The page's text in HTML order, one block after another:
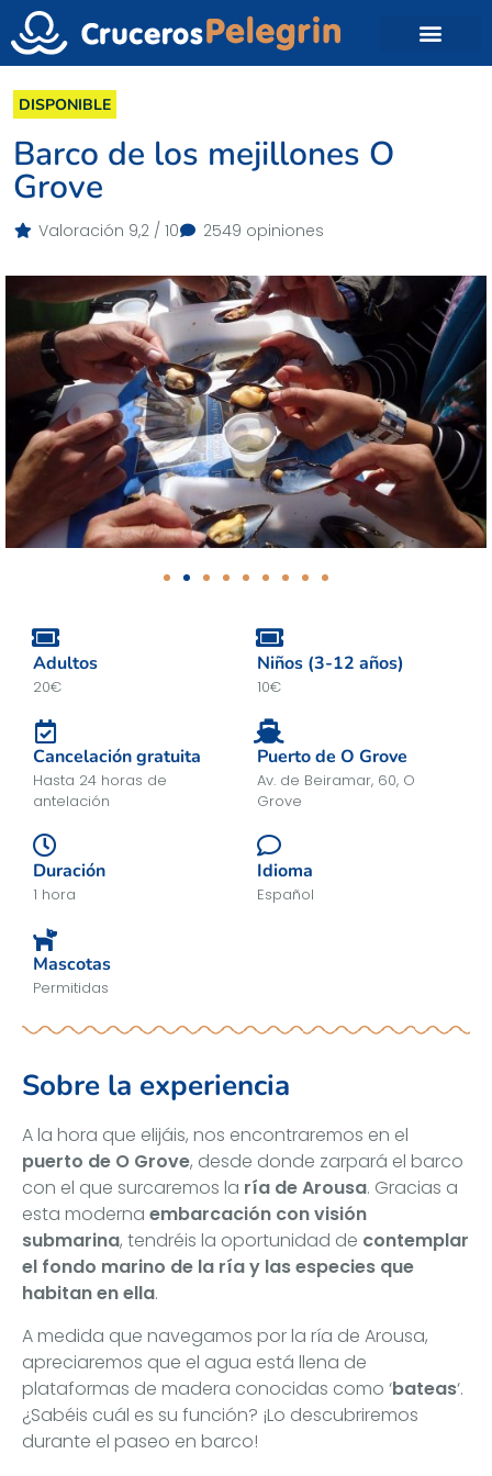
DISPONIBLE
Barco de los mejillones O
Grove
Valoración 9,2 / 10 2549 opiniones
Adultos
20€
Niños (3-12 años)
10€
Cancelación gratuita
Hasta 24 horas de
antelación
Puerto de O Grove
Av. de Beiramar, 60, O
Grove
Duración
1 hora
Idioma
Español
Mascotas
Permitidas
Sobre la experiencia
A la hora que elijáis, nos encontraremos en el
puerto de O Grove, desde donde zarpará el barco
con el que surcaremos la ría de Arousa. Gracias a
esta moderna embarcación con visión
submarina, tendréis la oportunidad de contemplar
el fondo marino de la ría y las especies que
habitan en ella.
A medida que navegamos por la ría de Arousa,
apreciaremos que el agua está llena de
plataformas de madera conocidas como ‘bateas‘.
¿Sabéis cuál es su función? ¡Lo descubriremos
durante el paseo en barco!